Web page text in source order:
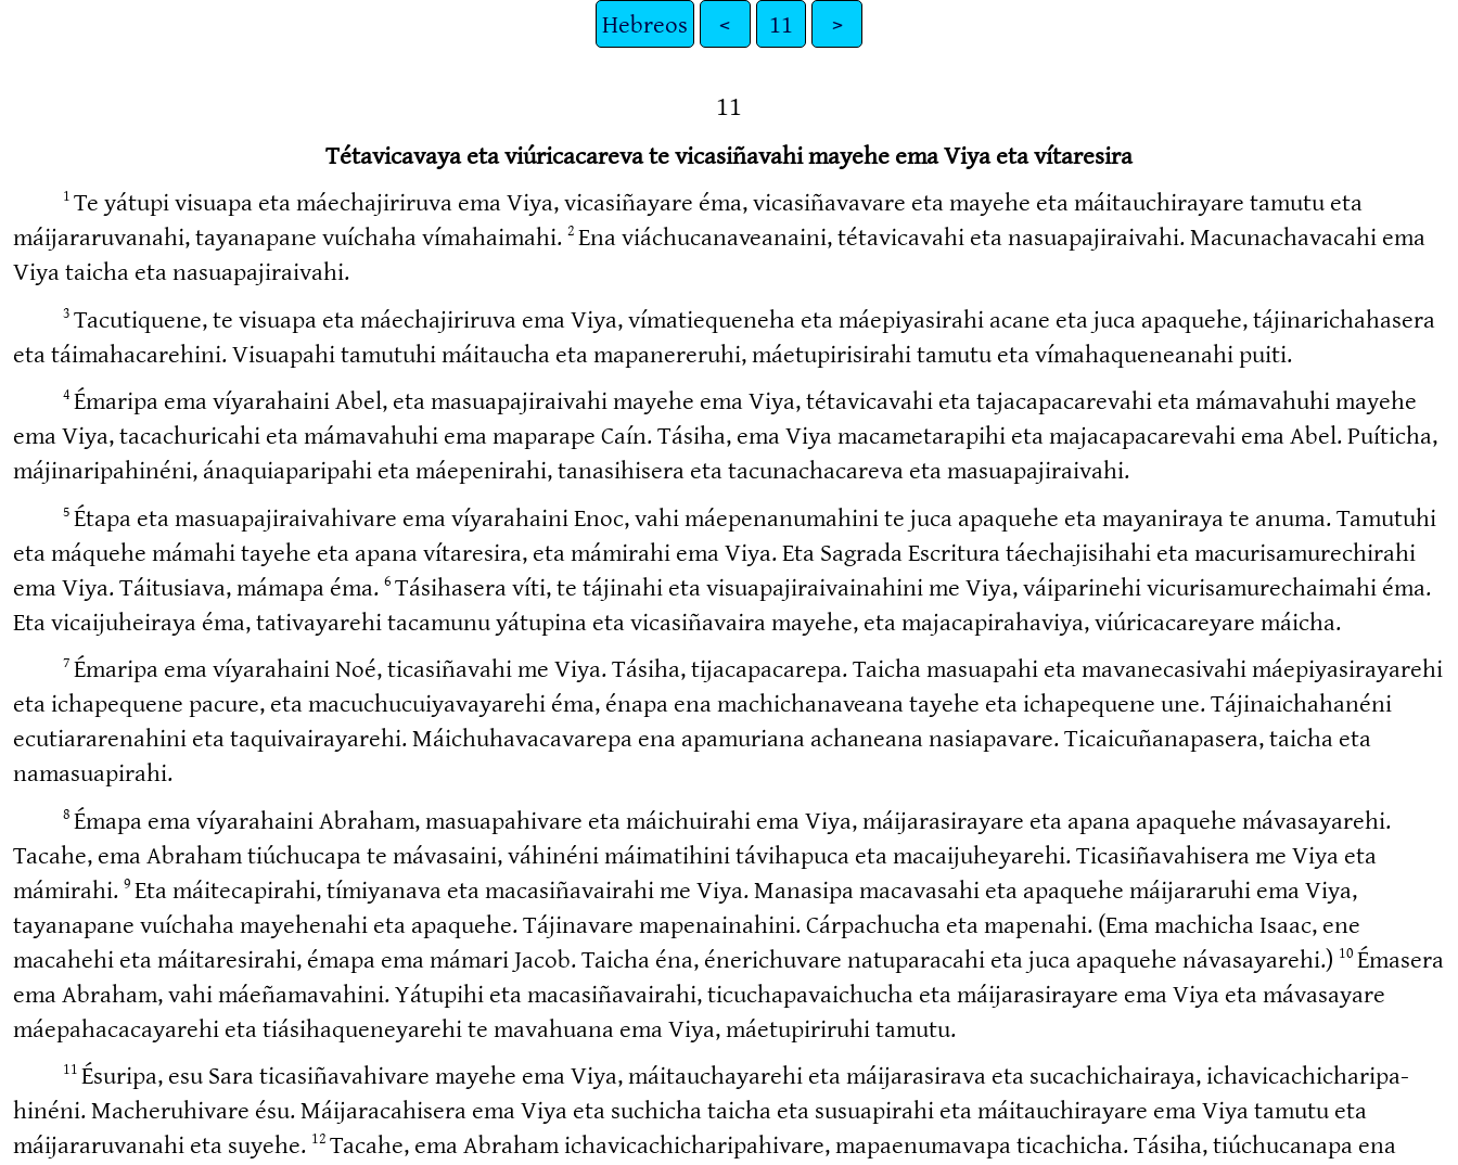
Hebreos < 11 >
11
Tétavicavaya eta viúricacareva te vicasiñavahi mayehe ema Viya eta vítaresira
1 Te yátupi visuapa eta máechaji­riruva ema Viya, vicasi­ñayare éma, vicasi­ña­vavare eta mayehe eta máitauchi­rayare tamutu eta
máijara­ru­vanahi, tayanapane vuíchaha vímahaimahi. 2 Ena viáchuca­na­veanaini, tétavi­cavahi eta nasuapa­ji­raivahi. Macuna­cha­vacahi ema
Viya taicha eta nasuapa­ji­raivahi.
3 Tacutiquene, te visuapa eta máechaji­riruva ema Viya, vímatie­queneha eta máepiya­sirahi acane eta juca apaquehe, tájina­ri­cha­hasera
eta táimaha­ca­rehini. Visuapahi tamutuhi máitaucha eta mapane­reruhi, máetupi­ri­sirahi tamutu eta vímaha­que­neanahi puiti.
4 Émaripa ema víyarahaini Abel, eta masuapa­ji­raivahi mayehe ema Viya, tétavi­cavahi eta tajaca­pa­ca­revahi eta mámavahuhi mayehe
ema Viya, tacachu­ricahi eta mámavahuhi ema maparape Caín. Tásiha, ema Viya macame­ta­rapihi eta majaca­pa­ca­revahi ema Abel. Puíticha,
májina­ri­pa­hinéni, ánaquia­pa­ripahi eta máepenirahi, tanasi­hisera eta tacuna­cha­careva eta masuapa­ji­raivahi.
5 Étapa eta masuapa­ji­rai­va­hivare ema víyarahaini Enoc, vahi máepena­nu­mahini te juca apaquehe eta mayaniraya te anuma. Tamutuhi
eta máquehe mámahi tayehe eta apana vítaresira, eta mámirahi ema Viya. Eta Sagrada Escritura táechaji­sihahi eta macuri­sa­mu­re­chirahi
ema Viya. Táitusiava, mámapa éma. 6 Tásihasera víti, te tájinahi eta visuapa­ji­rai­vai­nahini me Viya, váiparinehi vicuri­sa­mu­re­chaimahi éma.
Eta vicaiju­heiraya éma, tativa­yarehi tacamunu yátupina eta vicasi­ñavaira mayehe, eta majaca­pi­ra­haviya, viúrica­ca­reyare máicha.
7 Émaripa ema víyarahaini Noé, ticasi­ñavahi me Viya. Tásiha, tijaca­pa­carepa. Taicha masuapahi eta mavane­ca­sivahi máepiya­si­ra­yarehi
eta ichapequene pacure, eta macuchu­cui­ya­va­yarehi éma, énapa ena machicha­naveana tayehe eta ichapequene une. Tájinai­cha­hanéni
ecutia­ra­re­nahini eta taquivai­ra­yarehi. Máichuha­va­ca­varepa ena apamuriana achaneana nasiapavare. Ticaicu­ña­na­pasera, taicha eta
namasua­pirahi.
8 Émapa ema víyarahaini Abraham, masuapa­hivare eta máichuirahi ema Viya, máijara­si­rayare eta apana apaquehe mávasa­yarehi.
Tacahe, ema Abraham tiúchucapa te mávasaini, váhinéni máimatihini távihapuca eta macaiju­he­yarehi. Ticasi­ña­va­hisera me Viya eta
mámirahi. 9 Eta máiteca­pirahi, tímiyanava eta macasi­ña­vairahi me Viya. Manasipa macavasahi eta apaquehe máijararuhi ema Viya,
tayanapane vuíchaha mayehenahi eta apaquehe. Tájinavare mapenai­nahini. Cárpachucha eta mapenahi. (Ema machicha Isaac, ene
macahehi eta máitare­sirahi, émapa ema mámari Jacob. Taicha éna, éneri­chuvare natupa­racahi eta juca apaquehe návasa­yarehi.) 10 Émasera
ema Abraham, vahi máeñama­vahini. Yátupihi eta macasi­ña­vairahi, ticucha­pa­vaichucha eta máijara­si­rayare ema Viya eta mávasayare
máepaha­ca­ca­yarehi eta tiásiha­que­ne­yarehi te mavahuana ema Viya, máetupi­riruhi tamutu.
11 Ésuripa, esu Sara ticasi­ña­va­hivare mayehe ema Viya, máitaucha­yarehi eta máijara­sirava eta sucachi­chairaya, ichavi­ca­chi­cha­ri­pa­
hinéni. Macheru­hivare ésu. Máijara­ca­hisera ema Viya eta suchicha taicha eta susuapirahi eta máitauchi­rayare ema Viya tamutu eta
máijara­ru­vanahi eta suyehe. 12 Tacahe, ema Abraham ichavi­ca­chi­cha­ri­pa­hivare, mapaenu­mavapa ticachicha. Tásiha, tiúchucanapa ena